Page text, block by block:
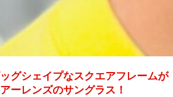
グシェイプなスクエアフレームが
ーレンズのサングラス！